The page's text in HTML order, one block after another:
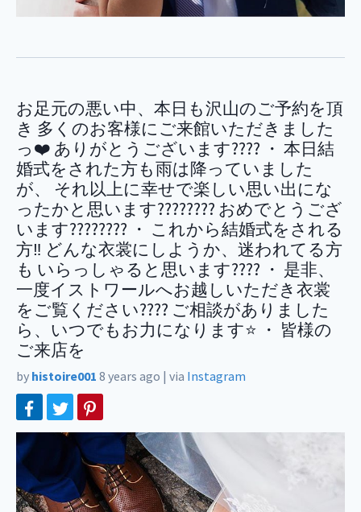
お足元の悪い中、本日も沢山のご予約を頂
き 多くのお客様にご来館いただきました
っ❤️ ありがとうございます???? ・ 本日結
婚式をされた方も雨は降っていました
が、 それ以上に幸せで楽しい思い出にな
ったかと思います???????? おめでとうござ
います???????? ・ これから結婚式をされる
方‼️ どんな衣裳にしようか、迷われてる方
も いらっしゃると思います???? ・ 是非、
一度イストワールへお越しいただき衣裳
をご覧ください???? ご相談がありました
ら、いつでもお力になります⭐️ ・ 皆様の
ご来店を
by histoire001 8 years ago | via Instagram